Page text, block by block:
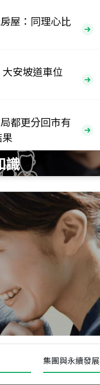
段
5,800萬
總價
總價
1,020 萬
總價
490萬
1,808萬
屋：同理心比
安坡道車位
都更分回市有
識
集團與永續發展